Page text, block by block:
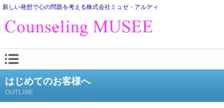
新しい発想で心の問題を考える株式会社ミュゼ・アルディ
はじめてのお客様へ
OUTLINE